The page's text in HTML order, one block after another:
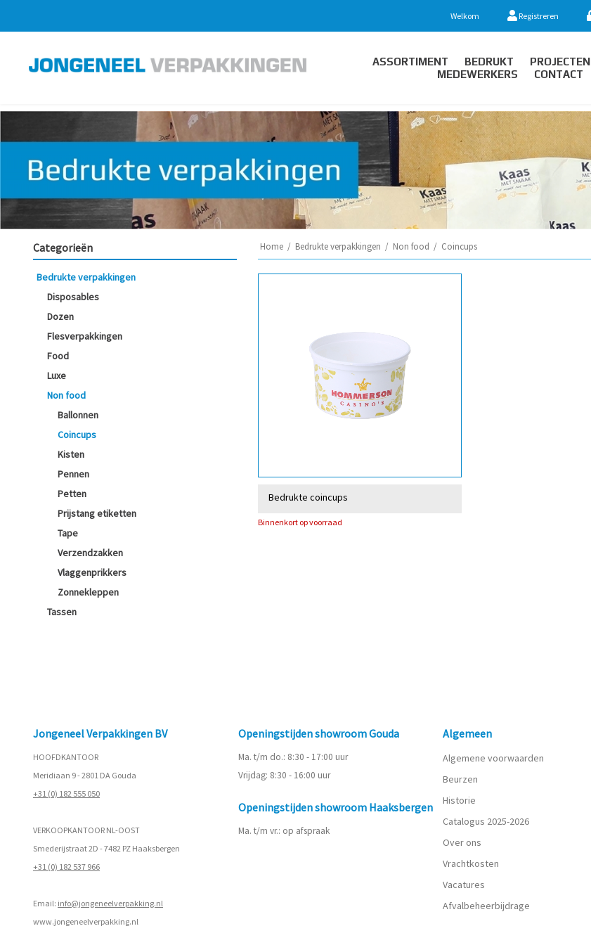
Welkom Registreren
ASSORTIMENT BEDRUKT PROJECTEN
MEDEWERKERS
CONTACT
Categorieën
Bedrukte verpakkingen
Disposables
Dozen
Flesverpakkingen
Food
Luxe
Non food
Ballonnen
Coincups
Kisten
Pennen
Petten
Prijstang etiketten
Tape
Verzendzakken
Vlaggenprikkers
Zonnekleppen
Tassen
Home / Bedrukte verpakkingen / Non food / Coincups
Bedrukte coincups
Binnenkort op voorraad
Jongeneel Verpakkingen BV
HOOFDKANTOOR
Meridiaan 9 - 2801 DA Gouda
+31 (0) 182 555 050
VERKOOPKANTOOR NL-OOST
Smederijstraat 2D - 7482 PZ Haaksbergen
+31 (0) 182 537 966
Email: info@jongeneelverpakking.nl
www.jongeneelverpakking.nl
Openingstijden showroom Gouda
Ma. t/m do.: 8:30 - 17:00 uur
Vrijdag: 8:30 - 16:00 uur
Openingstijden showroom Haaksbergen
Ma. t/m vr.: op afspraak
Algemeen
Algemene voorwaarden
Beurzen
Historie
Catalogus 2025-2026
Over ons
Vrachtkosten
Vacatures
Afvalbeheerbijdrage